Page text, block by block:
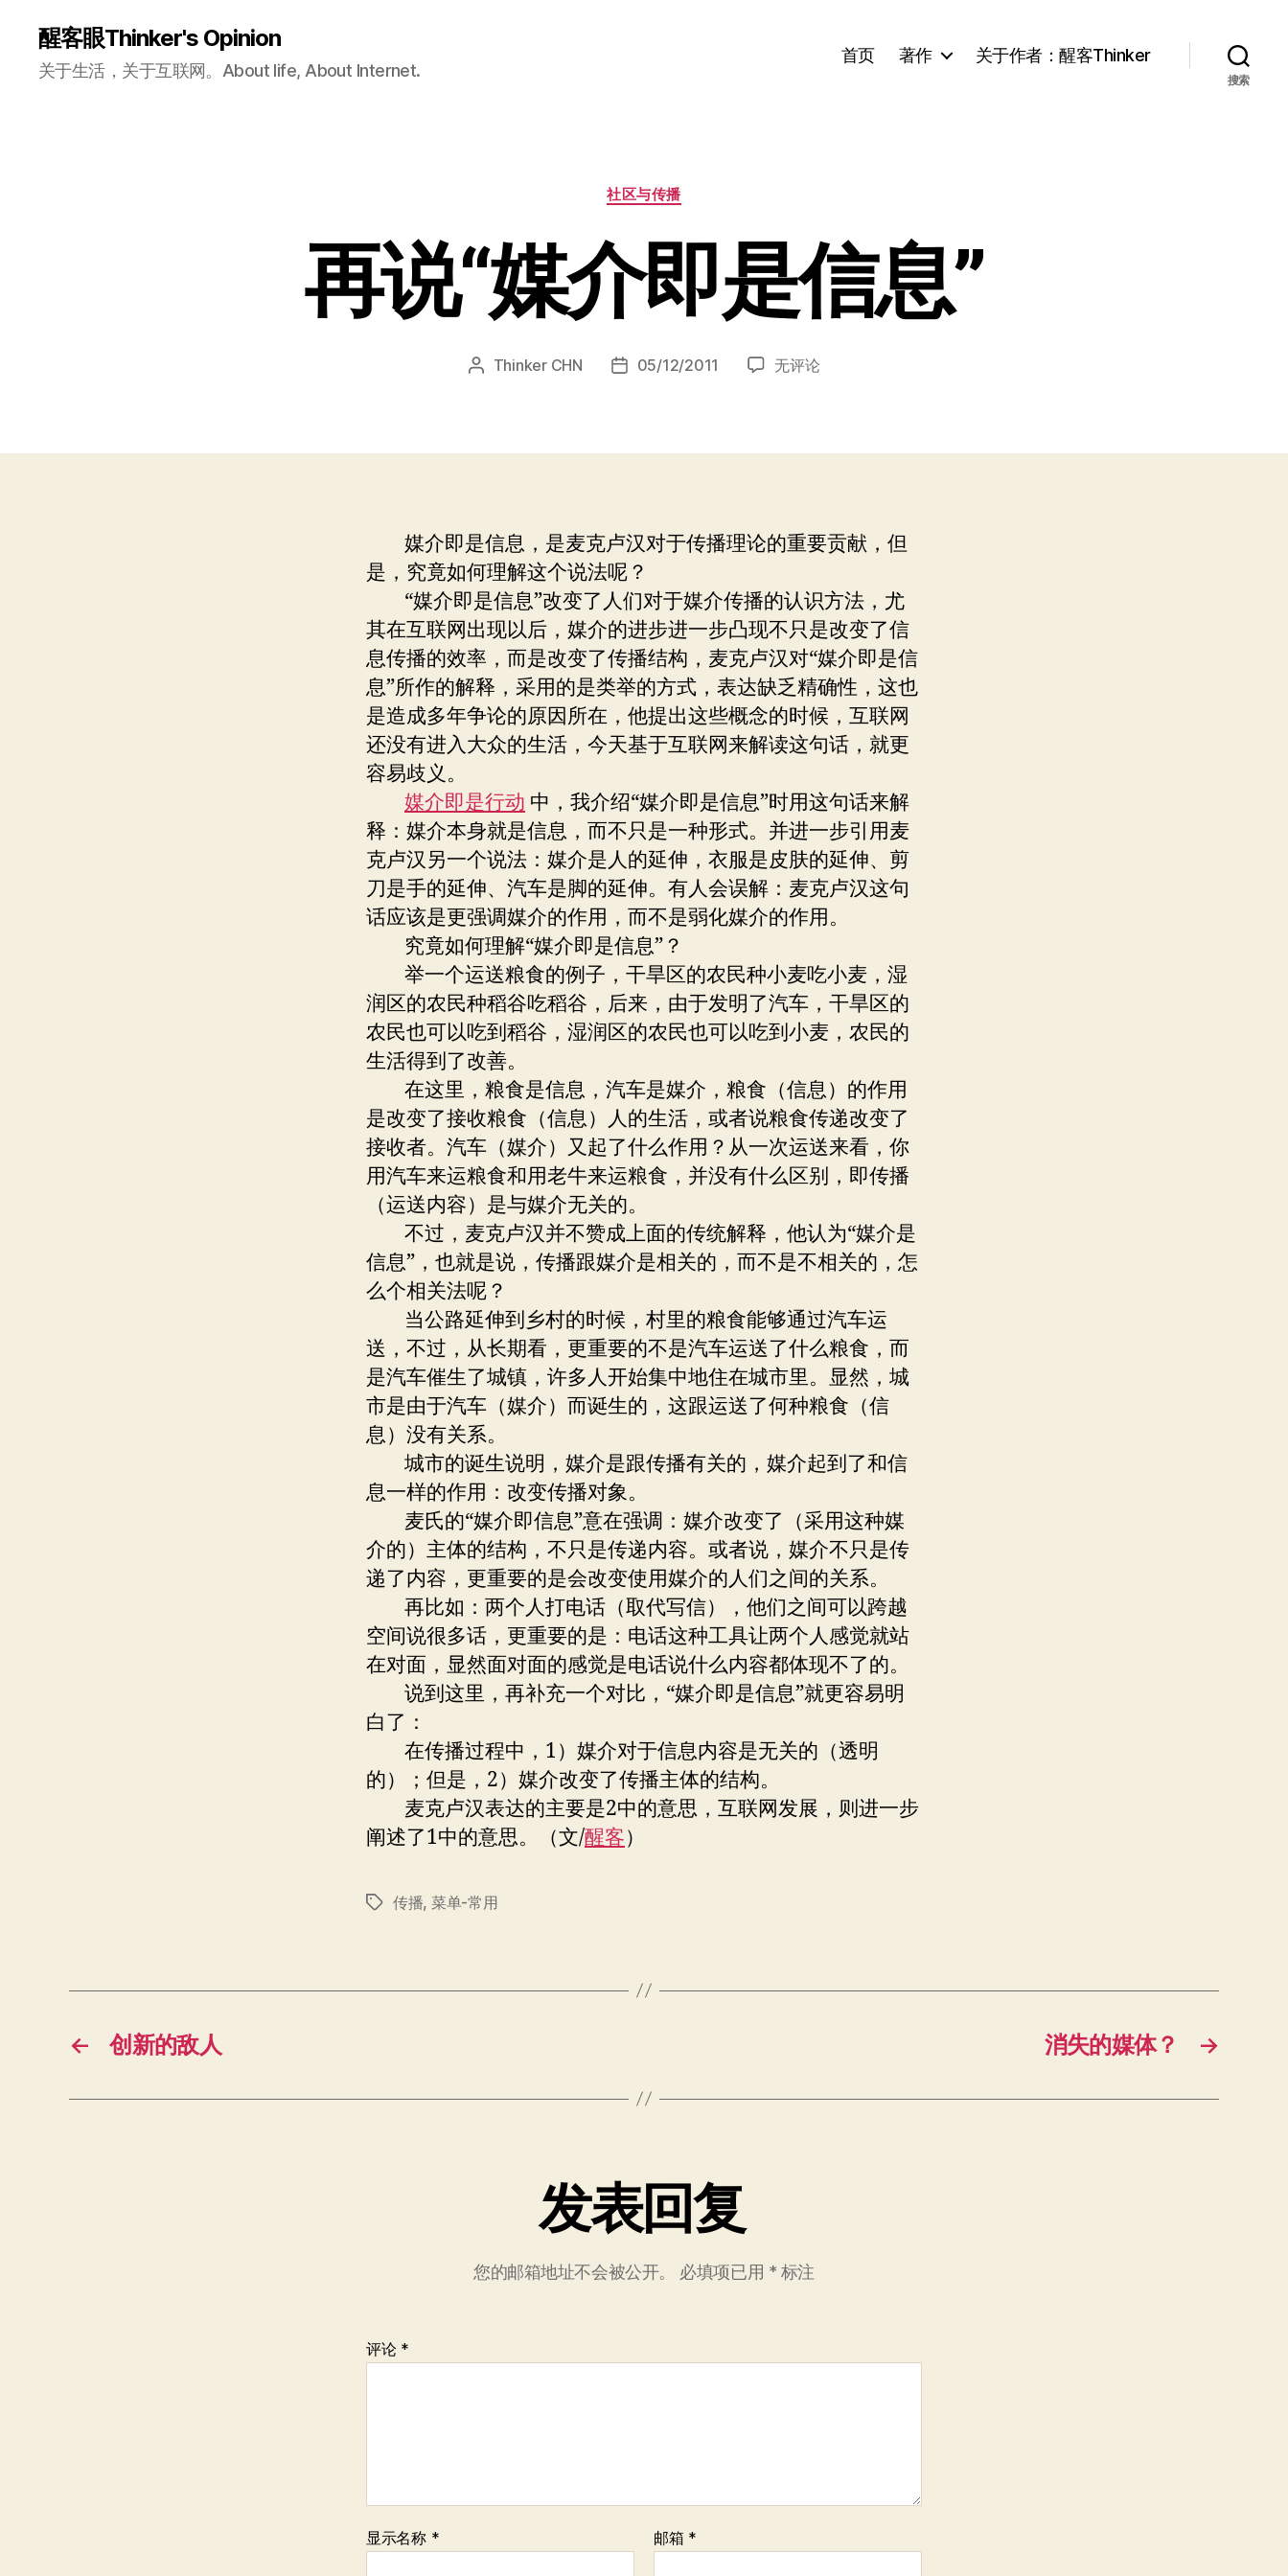
醒客眼Thinker's Opinion
关于生活，关于互联网。About life, About Internet.
首页 著作 关于作者：醒客Thinker
搜索
分
类
社区与传播
再说“媒介即是信息”
文 Thinker CHN
发 05/12/2011
再
即
无评论
媒介即是信息，是麦克卢汉对于传播理论的重要贡献，但
是，究竟如何理解这个说法呢？
“媒介即是信息”改变了人们对于媒介传播的认识方法，尤
其在互联网出现以后，媒介的进步进一步凸现不只是改变了信
息传播的效率，而是改变了传播结构，麦克卢汉对“媒介即是信
息”所作的解释，采用的是类举的方式，表达缺乏精确性，这也
是造成多年争论的原因所在，他提出这些概念的时候，互联网
还没有进入大众的生活，今天基于互联网来解读这句话，就更
容易歧义。
媒介即是行动 中，我介绍“媒介即是信息”时用这句话来解
释：媒介本身就是信息，而不只是一种形式。并进一步引用麦
克卢汉另一个说法：媒介是人的延伸，衣服是皮肤的延伸、剪
刀是手的延伸、汽车是脚的延伸。有人会误解：麦克卢汉这句
话应该是更强调媒介的作用，而不是弱化媒介的作用。
究竟如何理解“媒介即是信息”？
举一个运送粮食的例子，干旱区的农民种小麦吃小麦，湿
润区的农民种稻谷吃稻谷，后来，由于发明了汽车，干旱区的
农民也可以吃到稻谷，湿润区的农民也可以吃到小麦，农民的
生活得到了改善。
在这里，粮食是信息，汽车是媒介，粮食（信息）的作用
是改变了接收粮食（信息）人的生活，或者说粮食传递改变了
接收者。汽车（媒介）又起了什么作用？从一次运送来看，你
用汽车来运粮食和用老牛来运粮食，并没有什么区别，即传播
（运送内容）是与媒介无关的。
不过，麦克卢汉并不赞成上面的传统解释，他认为“媒介是
信息”，也就是说，传播跟媒介是相关的，而不是不相关的，怎
么个相关法呢？
当公路延伸到乡村的时候，村里的粮食能够通过汽车运
送，不过，从长期看，更重要的不是汽车运送了什么粮食，而
是汽车催生了城镇，许多人开始集中地住在城市里。显然，城
市是由于汽车（媒介）而诞生的，这跟运送了何种粮食（信
息）没有关系。
城市的诞生说明，媒介是跟传播有关的，媒介起到了和信
息一样的作用：改变传播对象。
麦氏的“媒介即信息”意在强调：媒介改变了（采用这种媒
介的）主体的结构，不只是传递内容。或者说，媒介不只是传
递了内容，更重要的是会改变使用媒介的人们之间的关系。
再比如：两个人打电话（取代写信），他们之间可以跨越
空间说很多话，更重要的是：电话这种工具让两个人感觉就站
在对面，显然面对面的感觉是电话说什么内容都体现不了的。
说到这里，再补充一个对比，“媒介即是信息”就更容易明
白了：
在传播过程中，1）媒介对于信息内容是无关的（透明
的）；但是，2）媒介改变了传播主体的结构。
麦克卢汉表达的主要是2中的意思，互联网发展，则进一步
阐述了1中的意思。（文/醒客）
标
传播, 菜单-常用
← 创新的敌人 →
消失的媒体？
发表回复
您的邮箱地址不会被公开。 必填项已用 * 标注
评论 *
显示名称 * 邮箱 *